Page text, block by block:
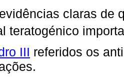
claras de
teratogénico
III referidos os